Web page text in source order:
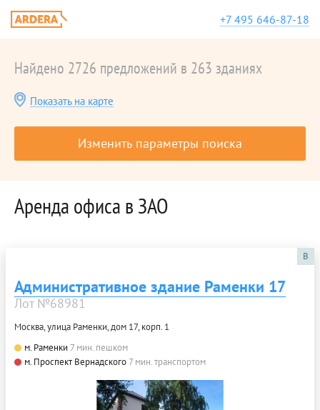
+7 495 646-87-18
Найдено 2726 предложений в 263 зданиях
Показать на карте
Изменить параметры поиска
Аренда офиса в ЗАО
B
Административное здание Раменки 17
Лот №68981
Москва, улица Раменки, дом 17, корп. 1
м. Раменки 7 мин. пешком
м. Проспект Вернадского 7 мин. транспортом